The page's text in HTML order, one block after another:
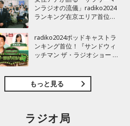
ンラジオの流儀」radiko2024
ランキング在京エリア首位
曜天国』インタビュー
radiko2024ポッドキャストラ
ンキング首位！『サンドウィ
ッチマン ザ・ラジオショー サ
もっと見る
ラジオ局